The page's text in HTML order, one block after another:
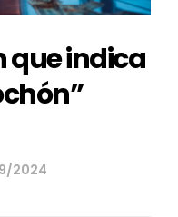
que indica
2024